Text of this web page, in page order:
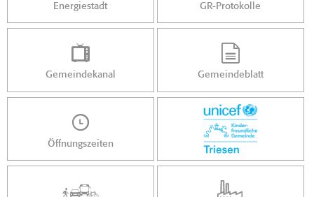
Energiestadt GR-Protokolle
Gemeindekanal Gemeindeblatt
Öffnungszeiten